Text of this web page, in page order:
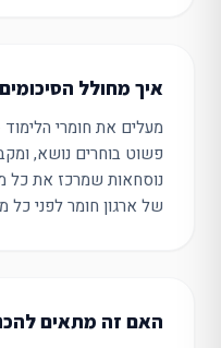
איך מחולל
מעלים את חומרי
פשוט בוחרים נושא,
נוסחאות שמרכז את
של ארגון חומר לפני כל
האם זה מתאים